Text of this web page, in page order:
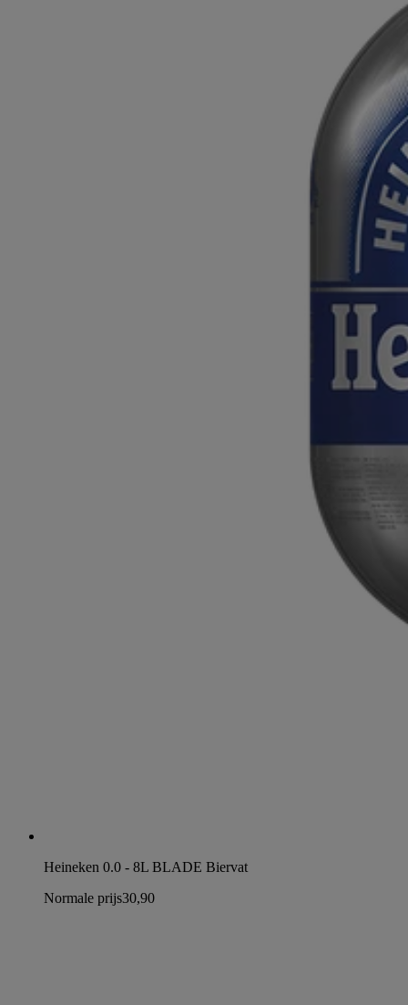
Heineken 0.0 - 8L BLADE Biervat
Normale prijs30,90